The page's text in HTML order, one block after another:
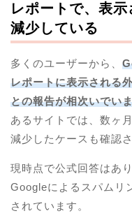
レポートで、表
減少している
多くのユーザーから、
レポートに表示される
との報告が相次いでい
あるサイトでは、数ヶ
減少したケースも確認
現時点で公式回答はあ
Googleによるスパムリ
されています。